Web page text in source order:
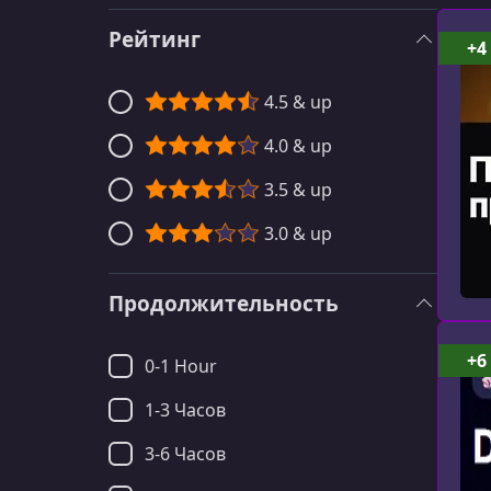
Рейтинг
4.5 & up
4.0 & up
3.5 & up
3.0 & up
Продолжительность
0-1 Hour
1-3 Часов
3-6 Часов
+4
+6